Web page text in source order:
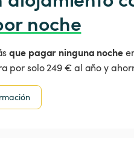
noche
que pagar ninguna noche
por solo 249 € al año y